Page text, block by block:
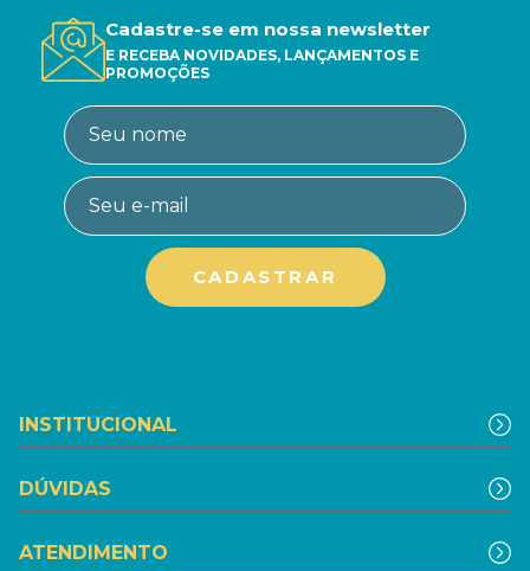
Cadastre-se em nossa newsletter
E RECEBA NOVIDADES, LANÇAMENTOS E
PROMOÇÕES
INSTITUCIONAL
DÚVIDAS
ATENDIMENTO